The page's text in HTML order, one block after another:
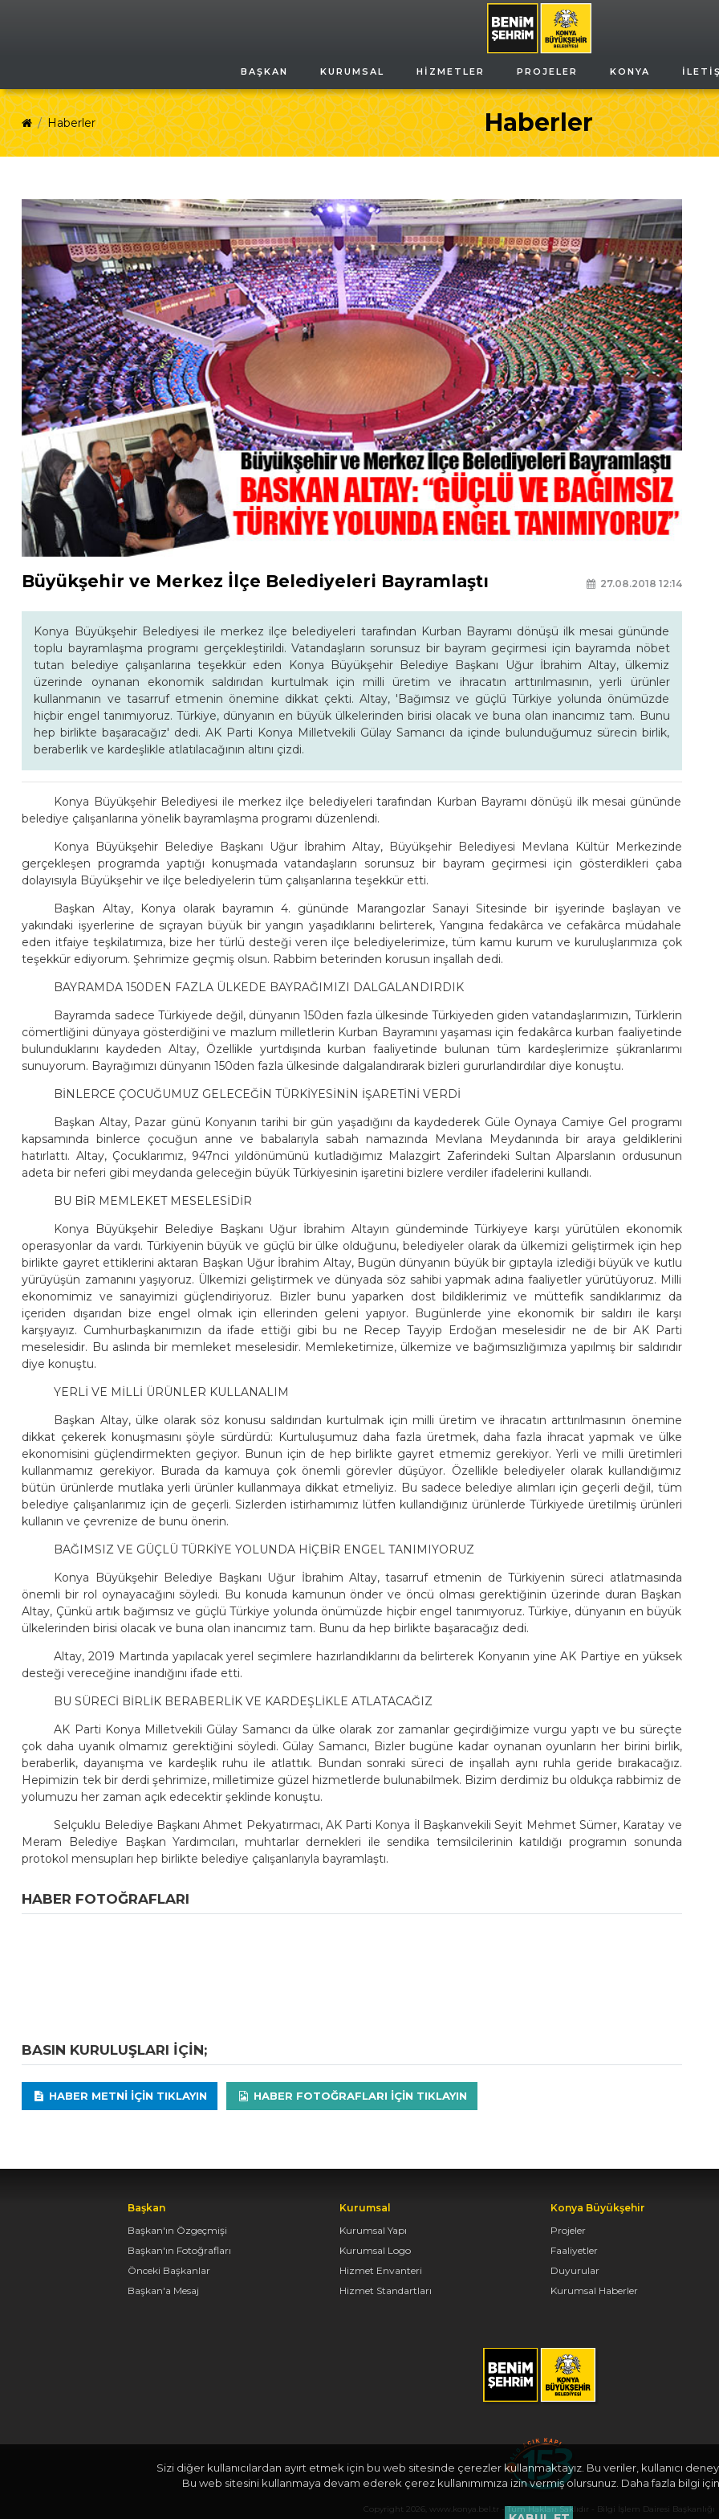
BAŞKAN KURUMSAL HIZMETLER PROJELER KONYA
Haberler
Haberler
Büyükşehir ve Merkez İlçe Belediyeleri Bayramlaştı 27.08.2018 12:14
Konya Büyükşehir Belediyesi ile merkez ilçe belediyeleri tarafından Kurban Bayramı dönüşü ilk mesai gününde
toplu bayramlaşma programı gerçekleştirildi. Vatandaşların sorunsuz bir bayram geçirmesi için bayramda nöbet
tutan belediye çalışanlarına teşekkür eden Konya Büyükşehir Belediye Başkanı Uğur İbrahim Altay, ülkemiz
üzerinde oynanan ekonomik saldırıdan kurtulmak için milli üretim ve ihracatın arttırılmasının, yerli ürünler
kullanmanın ve tasarruf etmenin önemine dikkat çekti. Altay, 'Bağımsız ve güçlü Türkiye yolunda önümüzde
hiçbir engel tanımıyoruz. Türkiye, dünyanın en büyük ülkelerinden birisi olacak ve buna olan inancımız tam. Bunu
hep birlikte başaracağız' dedi. AK Parti Konya Milletvekili Gülay Samancı da içinde bulunduğumuz sürecin birlik,
beraberlik ve kardeşlikle atlatılacağının altını çizdi.
Konya Büyükşehir Belediyesi ile merkez ilçe belediyeleri tarafından Kurban Bayramı dönüşü ilk mesai gününde
belediye çalışanlarına yönelik bayramlaşma programı düzenlendi.
Konya Büyükşehir Belediye Başkanı Uğur İbrahim Altay, Büyükşehir Belediyesi Mevlana Kültür Merkezinde
gerçekleşen programda yaptığı konuşmada vatandaşların sorunsuz bir bayram geçirmesi için gösterdikleri çaba
dolayısıyla Büyükşehir ve ilçe belediyelerin tüm çalışanlarına teşekkür etti.
Başkan Altay, Konya olarak bayramın 4. gününde Marangozlar Sanayi Sitesinde bir işyerinde başlayan ve
yakındaki işyerlerine de sıçrayan büyük bir yangın yaşadıklarını belirterek, Yangına fedakârca ve cefakârca müdahale
eden itfaiye teşkilatımıza, bize her türlü desteği veren ilçe belediyelerimize, tüm kamu kurum ve kuruluşlarımıza çok
teşekkür ediyorum. Şehrimize geçmiş olsun. Rabbim beterinden korusun inşallah dedi.
BAYRAMDA 150DEN FAZLA ÜLKEDE BAYRAĞIMIZI DALGALANDIRDIK
Bayramda sadece Türkiyede değil, dünyanın 150den fazla ülkesinde Türkiyeden giden vatandaşlarımızın, Türklerin
cömertliğini dünyaya gösterdiğini ve mazlum milletlerin Kurban Bayramını yaşaması için fedakârca kurban faaliyetinde
bulunduklarını kaydeden Altay, Özellikle yurtdışında kurban faaliyetinde bulunan tüm kardeşlerimize şükranlarımı
sunuyorum. Bayrağımızı dünyanın 150den fazla ülkesinde dalgalandırarak bizleri gururlandırdılar diye konuştu.
BİNLERCE ÇOCUĞUMUZ GELECEĞİN TÜRKİYESİNİN İŞARETİNİ VERDİ
Başkan Altay, Pazar günü Konyanın tarihi bir gün yaşadığını da kaydederek Güle Oynaya Camiye Gel programı
kapsamında binlerce çocuğun anne ve babalarıyla sabah namazında Mevlana Meydanında bir araya geldiklerini
hatırlattı. Altay, Çocuklarımız, 947nci yıldönümünü kutladığımız Malazgirt Zaferindeki Sultan Alparslanın ordusunun
adeta bir neferi gibi meydanda geleceğin büyük Türkiyesinin işaretini bizlere verdiler ifadelerini kullandı.
BU BİR MEMLEKET MESELESİDİR
Konya Büyükşehir Belediye Başkanı Uğur İbrahim Altayın gündeminde Türkiyeye karşı yürütülen ekonomik
operasyonlar da vardı. Türkiyenin büyük ve güçlü bir ülke olduğunu, belediyeler olarak da ülkemizi geliştirmek için hep
birlikte gayret ettiklerini aktaran Başkan Uğur İbrahim Altay, Bugün dünyanın büyük bir gıptayla izlediği büyük ve kutlu
yürüyüşün zamanını yaşıyoruz. Ülkemizi geliştirmek ve dünyada söz sahibi yapmak adına faaliyetler yürütüyoruz. Milli
ekonomimiz ve sanayimizi güçlendiriyoruz. Bizler bunu yaparken dost bildiklerimiz ve müttefik sandıklarımız da
içeriden dışarıdan bize engel olmak için ellerinden geleni yapıyor. Bugünlerde yine ekonomik bir saldırı ile karşı
karşıyayız. Cumhurbaşkanımızın da ifade ettiği gibi bu ne Recep Tayyip Erdoğan meselesidir ne de bir AK Parti
meselesidir. Bu aslında bir memleket meselesidir. Memleketimize, ülkemize ve bağımsızlığımıza yapılmış bir saldırıdır
diye konuştu.
YERLİ VE MİLLİ ÜRÜNLER KULLANALIM
Başkan Altay, ülke olarak söz konusu saldırıdan kurtulmak için milli üretim ve ihracatın arttırılmasının önemine
dikkat çekerek konuşmasını şöyle sürdürdü: Kurtuluşumuz daha fazla üretmek, daha fazla ihracat yapmak ve ülke
ekonomisini güçlendirmekten geçiyor. Bunun için de hep birlikte gayret etmemiz gerekiyor. Yerli ve milli üretimleri
kullanmamız gerekiyor. Burada da kamuya çok önemli görevler düşüyor. Özellikle belediyeler olarak kullandığımız
bütün ürünlerde mutlaka yerli ürünler kullanmaya dikkat etmeliyiz. Bu sadece belediye alımları için geçerli değil, tüm
belediye çalışanlarımız için de geçerli. Sizlerden istirhamımız lütfen kullandığınız ürünlerde Türkiyede üretilmiş ürünleri
kullanın ve çevrenize de bunu önerin.
BAĞIMSIZ VE GÜÇLÜ TÜRKİYE YOLUNDA HİÇBİR ENGEL TANIMIYORUZ
Konya Büyükşehir Belediye Başkanı Uğur İbrahim Altay, tasarruf etmenin de Türkiyenin süreci atlatmasında
önemli bir rol oynayacağını söyledi. Bu konuda kamunun önder ve öncü olması gerektiğinin üzerinde duran Başkan
Altay, Çünkü artık bağımsız ve güçlü Türkiye yolunda önümüzde hiçbir engel tanımıyoruz. Türkiye, dünyanın en büyük
ülkelerinden birisi olacak ve buna olan inancımız tam. Bunu da hep birlikte başaracağız dedi.
Altay, 2019 Martında yapılacak yerel seçimlere hazırlandıklarını da belirterek Konyanın yine AK Partiye en yüksek
desteği vereceğine inandığını ifade etti.
BU SÜRECİ BİRLİK BERABERLİK VE KARDEŞLİKLE ATLATACAĞIZ
AK Parti Konya Milletvekili Gülay Samancı da ülke olarak zor zamanlar geçirdiğimize vurgu yaptı ve bu süreçte
çok daha uyanık olmamız gerektiğini söyledi. Gülay Samancı, Bizler bugüne kadar oynanan oyunların her birini birlik,
beraberlik, dayanışma ve kardeşlik ruhu ile atlattık. Bundan sonraki süreci de inşallah aynı ruhla geride bırakacağız.
Hepimizin tek bir derdi şehrimize, milletimize güzel hizmetlerde bulunabilmek. Bizim derdimiz bu oldukça rabbimiz de
yolumuzu her zaman açık edecektir şeklinde konuştu.
Selçuklu Belediye Başkanı Ahmet Pekyatırmacı, AK Parti Konya İl Başkanvekili Seyit Mehmet Sümer, Karatay ve
Meram Belediye Başkan Yardımcıları, muhtarlar dernekleri ile sendika temsilcilerinin katıldığı programın sonunda
protokol mensupları hep birlikte belediye çalışanlarıyla bayramlaştı.
HABER FOTOĞRAFLARI
BASIN KURULUŞLARI IÇIN;
HABER METNI IÇIN TIKLAYIN HABER FOTOĞRAFLARI IÇIN TIKLAYIN
Başkan
Başkan'ın Özgeçmişi
Başkan'ın Fotoğrafları
Önceki Başkanlar
Başkan'a Mesaj
Kurumsal
Kurumsal Yapı
Kurumsal Logo
Hizmet Envanteri
Hizmet Standartları
Konya Büyükşehir
Projeler
Faaliyetler
Duyurular
Kurumsal Haberler
Copyright 2026, www.konya.bel.tr - Tüm Hakları Saklıdır - Bilgi İşlem Dairesi Başkanlığı
Sizi diğer kullanıcılardan ayırt etmek için bu web sitesinde çerezler kullanmaktayız. Bu veriler, kullanıcı
Bu web sitesini kullanmaya devam ederek çerez kullanımımıza izin vermiş olursunuz. Daha fazla bilgi